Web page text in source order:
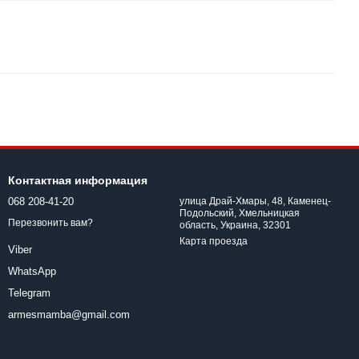
Контактная информация
068 208-41-20
Перезвонить вам?
Viber
WhatsApp
Telegram
armesmamba@gmail.com
улица Драй-Хмары, 48, Каменец-
Подольский, Хмельницкая
область, Украина, 32301
Карта проезда